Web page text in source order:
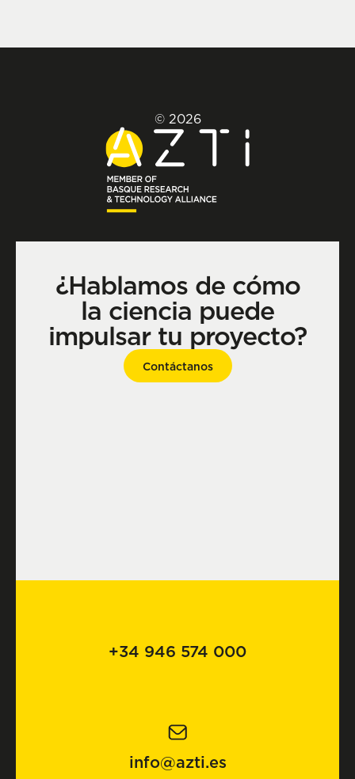
© 2026
¿Hablamos de cómo
la ciencia puede
impulsar tu proyecto?
Contáctanos
+34 946 574 000
info@azti.es